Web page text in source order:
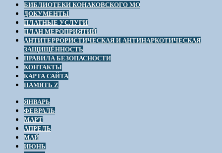
БИБЛИОТЕКИ КОНАКОВСКОГО МО
ДОКУМЕНТЫ
ПЛАТНЫЕ УСЛУГИ
ПЛАН МЕРОПРИЯТИЙ
АНТИТЕРРОРИСТИЧЕСКАЯ И АНТИНАРКОТИЧЕСКАЯ
ЗАЩИЩЁННОСТЬ
ПРАВИЛА БЕЗОПАСНОСТИ
КОНТАКТЫ
КАРТА САЙТА
ПАМЯТЬ Z
ЯНВАРЬ
ФЕВРАЛЬ
МАРТ
АПРЕЛЬ
МАЙ
ИЮНЬ